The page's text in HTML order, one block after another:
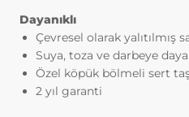
Dayanıklı
Çevresel olarak yalıtılmış
Suya, toza ve darbeye
Özel köpük bölmeli sert
2 yıl garanti
Sitelerimizin ve sizin,
güvenliğini, sürekliliğini
amaçlarla kullanılırlar.
geçici çerezlerdir, siz
sitemize tekrar